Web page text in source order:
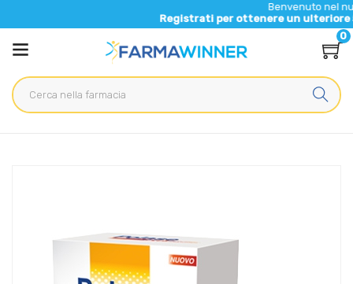
Benvenuto nel nuovo sito di
Registrati per ottenere un ulteriore 5% di
0